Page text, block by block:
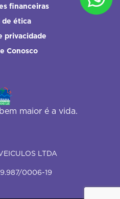
financeiras
de ética
privacidade
Conosco
maior é a vida.
LTDA
0006-19